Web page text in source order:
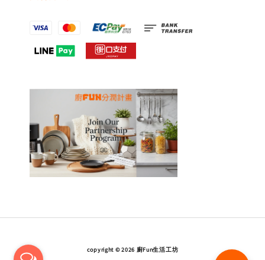
copyright © 2026 廚Fun生活工坊